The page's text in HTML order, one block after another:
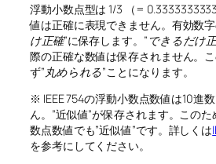
浮動小数点型は 1/3 （=
値は正確に表現できません。有効数
け正確”に保存します。” できるだけ
際の正確な数値は保存されません。
ず” 丸められる”ことになります。
※ IEEE 754の浮動小数点数値は10進
ん。”近似値”が保存されます。この
数点数値でも”近似値”です。詳しくは
を参考にしてください。